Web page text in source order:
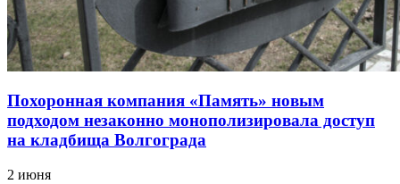
Похоронная компания «Память» новым
подходом незаконно монополизировала доступ
на кладбища Волгограда
2 июня